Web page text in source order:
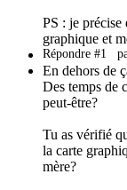
PS : je précise
graphique et
Répondre #1
En dehors de
Des temps de
peut-être?
Tu as vérifié
la carte
mère?